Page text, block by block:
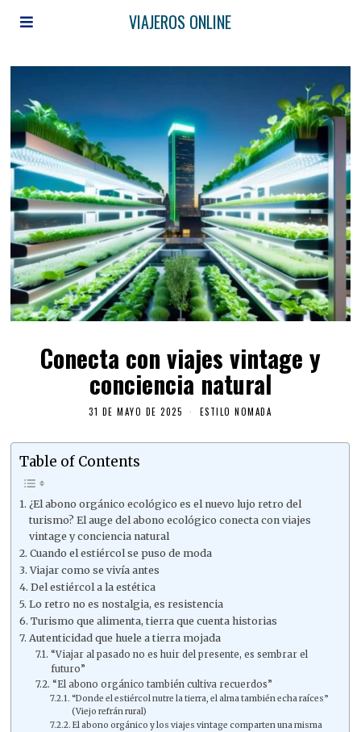
VIAJEROS ONLINE
Conecta con viajes vintage y
conciencia natural
31 DE MAYO DE 2025 ESTILO NOMADA
Table of Contents
¿El abono orgánico ecológico es el nuevo lujo retro del
turismo? El auge del abono ecológico conecta con viajes
vintage y conciencia natural
Cuando el estiércol se puso de moda
Viajar como se vivía antes
Del estiércol a la estética
Lo retro no es nostalgia, es resistencia
Turismo que alimenta, tierra que cuenta historias
Autenticidad que huele a tierra mojada
“Viajar al pasado no es huir del presente, es sembrar el
futuro”
“El abono orgánico también cultiva recuerdos”
“Donde el estiércol nutre la tierra, el alma también echa raíces”
(Viejo refrán rural)
El abono orgánico y los viajes vintage comparten una misma